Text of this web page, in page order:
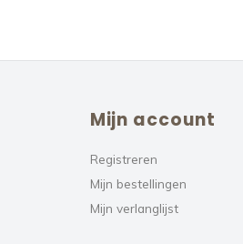
Mijn account
Registreren
Mijn bestellingen
Mijn verlanglijst